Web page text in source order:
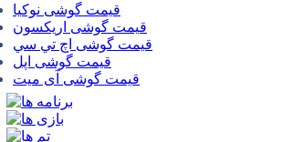
قیمت گوشی نوكيا
قیمت گوشی اريكسون
قیمت گوشی اچ تي سي
قیمت گوشی اپل
قیمت گوشی آی میت